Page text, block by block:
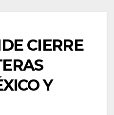
CIERRE
Y